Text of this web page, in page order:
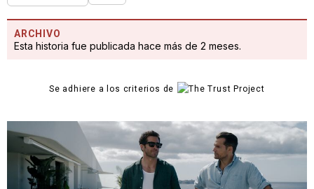
ARCHIVO
Esta historia fue publicada hace más de 2 meses.
Se adhiere a los criterios de